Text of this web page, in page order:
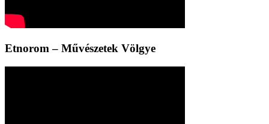
Etnorom – Művészetek Völgye